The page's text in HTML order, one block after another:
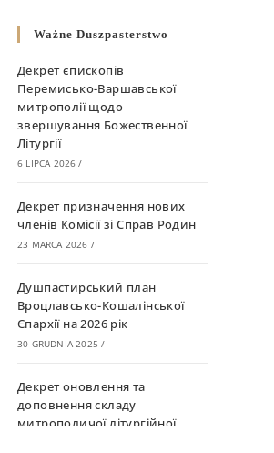
Ważne Duszpasterstwo
Декрет єпископів
Перемисько-Варшавської
митрополії щодо
звершування Божественної
Літургії
6 LIPCA 2026 /
Декрет призначення нових
членів Комісії зі Справ Родин
23 MARCA 2026 /
Душпастирський план
Вроцлавсько-Кошалінської
Єпархії на 2026 рік
30 GRUDNIA 2025 /
Декрет оновлення та
доповнення складу
митрополичої літургійної